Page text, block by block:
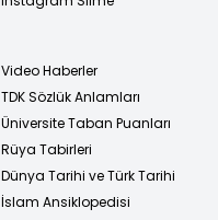
Video Haberler
TDK Sözlük Anlamları
Üniversite Taban Puanları
Rüya Tabirleri
Dünya Tarihi ve Türk Tarihi
İslam Ansiklopedisi